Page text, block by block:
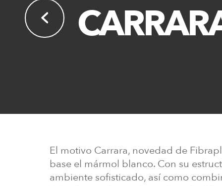
El motivo Carrara, novedad de
base el mármol blanco. Con su
ambiente sofisticado, así como